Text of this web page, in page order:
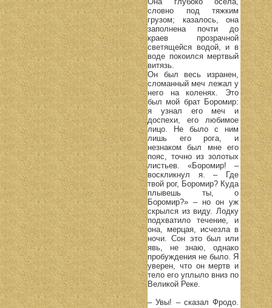
словно под тяжким
грузом; казалось, она
заполнена почти до
краев прозрачной
светящейся водой, и в
воде покоился мертвый
витязь.
Он был весь изранен,
сломанный меч лежал у
него на коленях. Это
был мой брат Боромир:
я узнал его меч и
доспехи, его любимое
лицо. Не было с ним
лишь его рога, и
незнаком был мне его
пояс, точно из золотых
листьев. «Боромир! –
воскликнул я. – Где
твой рог, Боромир? Куда
плывешь ты, о
Боромир?» – но он уж
скрылся из виду. Лодку
подхватило течение, и
она, мерцая, исчезла в
ночи. Сон это был или
явь, не знаю, однако
пробуждения не было. Я
уверен, что он мертв и
тело его уплыло вниз по
Великой Реке.
– Увы! – сказал Фродо.